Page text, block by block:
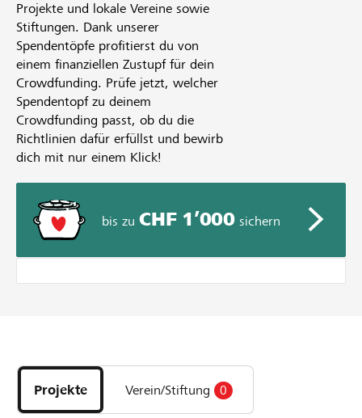
Projekte und lokale Vereine sowie
Stiftungen. Dank unserer
Spendentöpfe profitierst du von
einem finanziellen Zustupf für dein
Crowdfunding. Prüfe jetzt, welcher
Spendentopf zu deinem
Crowdfunding passt, ob du die
Richtlinien dafür erfüllst und bewirb
dich mit nur einem Klick!
bis zu CHF 1’000sichern
Projekte
und
Organisationen
Projekte Verein/Stiftung 0